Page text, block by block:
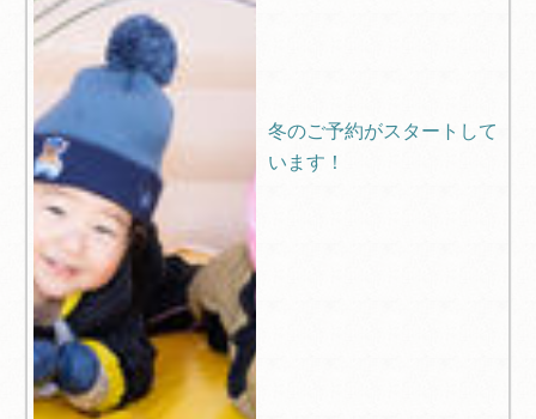
冬のご予約がスタートして
います！